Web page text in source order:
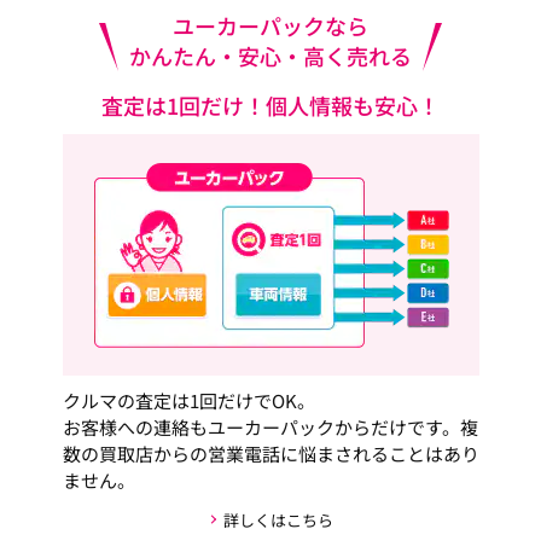
ユーカーパックなら
かんたん・安心・高く売れる
査定は1回だけ！個人情報も安心！
クルマの査定は1回だけでOK。
お客様への連絡もユーカーパックからだけです。複
数の買取店からの営業電話に悩まされることはあり
ません。
詳しくはこちら